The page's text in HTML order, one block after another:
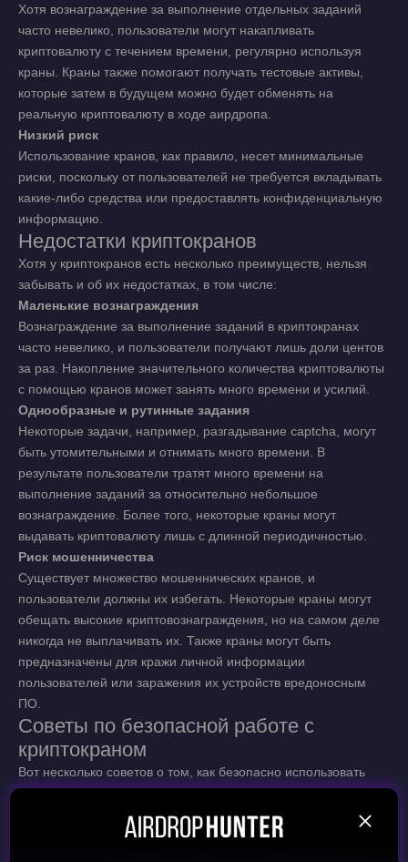
Хотя вознаграждение за выполнение отдельных заданий
часто невелико, пользователи могут накапливать
криптовалюту с течением времени, регулярно используя
краны. Краны также помогают получать тестовые активы,
которые затем в будущем можно будет обменять на
реальную криптовалюту в ходе аирдропа.
Низкий риск
Использование кранов, как правило, несет минимальные
риски, поскольку от пользователей не требуется вкладывать
какие-либо средства или предоставлять конфиденциальную
информацию.
Недостатки криптокранов
Хотя у криптокранов есть несколько преимуществ, нельзя
забывать и об их недостатках, в том числе:
Маленькие вознаграждения
Вознаграждение за выполнение заданий в криптокранах
часто невелико, и пользователи получают лишь доли центов
за раз. Накопление значительного количества криптовалюты
с помощью кранов может занять много времени и усилий.
Однообразные и рутинные задания
Некоторые задачи, например, разгадывание captcha, могут
быть утомительными и отнимать много времени. В
результате пользователи тратят много времени на
выполнение заданий за относительно небольшое
вознаграждение. Более того, некоторые краны могут
выдавать криптовалюту лишь с длинной периодичностью.
Риск мошенничества
Существует множество мошеннических кранов, и
пользователи должны их избегать. Некоторые краны могут
обещать высокие криптовознаграждения, но на самом деле
никогда не выплачивать их. Также краны могут быть
предназначены для кражи личной информации
пользователей или заражения их устройств вредоносным
ПО.
Советы по безопасной работе с
криптокраном
Вот несколько советов о том, как безопасно использовать
криптокраны:
Используйте авторитетные и надежные краны
Прежде чем использовать какой-либо кран, проведите